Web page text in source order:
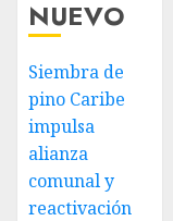
NUEVO
Siembra de
pino Caribe
impulsa
alianza
comunal y
reactivación